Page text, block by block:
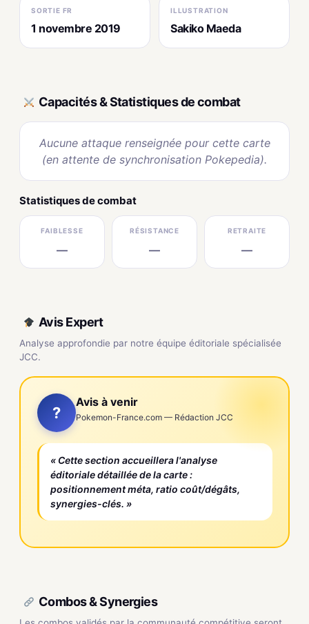
SORTIE FR
1 novembre 2019
ILLUSTRATION
Sakiko Maeda
Capacités & Statistiques de combat
Aucune attaque renseignée pour cette carte
(en attente de synchronisation Pokepedia).
Statistiques de combat
FAIBLESSE
—
RÉSISTANCE
—
RETRAITE
—
Avis Expert
Analyse approfondie par notre équipe éditoriale spécialisée
JCC.
?
Avis à venir
Pokemon-France.com — Rédaction JCC
« Cette section accueillera l'analyse
éditoriale détaillée de la carte :
positionnement méta, ratio coût/dégâts,
synergies-clés. »
Combos & Synergies